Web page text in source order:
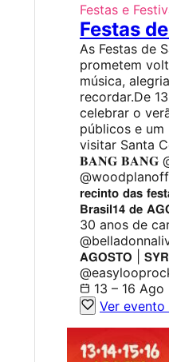
Festas e
Festas
As Festas de
prometem
música,
recordar.De
celebrar o
públicos e
visitar Santa
𝐁𝐀𝐍𝐆 𝐁𝐀𝐍𝐆
𝗿𝗲𝗰𝗶𝗻𝘁𝗼 𝗱𝗮𝘀
𝗕𝗿𝗮𝘀𝗶𝗹𝟭𝟰 𝗱𝗲
30 anos de
𝗔𝗚𝗢𝗦𝗧𝗢 |
13 – 16 Ago
Ver